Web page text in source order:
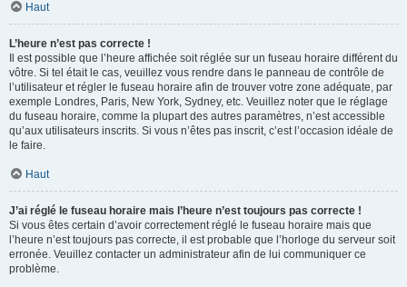
Haut
L’heure n’est pas correcte !
Il est possible que l’heure affichée soit réglée sur un fuseau horaire différent du
vôtre. Si tel était le cas, veuillez vous rendre dans le panneau de contrôle de
l’utilisateur et régler le fuseau horaire afin de trouver votre zone adéquate, par
exemple Londres, Paris, New York, Sydney, etc. Veuillez noter que le réglage
du fuseau horaire, comme la plupart des autres paramètres, n’est accessible
qu’aux utilisateurs inscrits. Si vous n’êtes pas inscrit, c’est l’occasion idéale de
le faire.
Haut
J’ai réglé le fuseau horaire mais l’heure n’est toujours pas correcte !
Si vous êtes certain d’avoir correctement réglé le fuseau horaire mais que
l’heure n’est toujours pas correcte, il est probable que l’horloge du serveur soit
erronée. Veuillez contacter un administrateur afin de lui communiquer ce
problème.